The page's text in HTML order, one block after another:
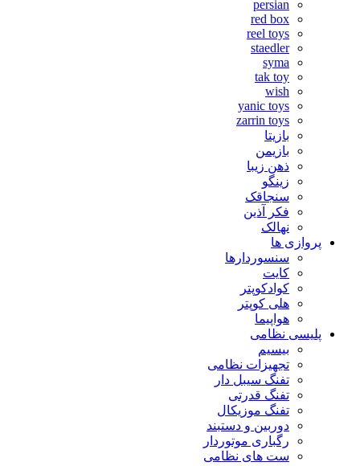
persian
red box
reel toys
staedler
syma
tak toy
wish
yanic toys
zarrin toys
بازیتا
بازیمن
ذهن زیبا
زینگو
سنجاقک
فکر آذین
نهالک
پروازی ها
سنسوردارها
کایت
کوادکوپتر
هلی کوپتر
هواپیما
پلیسی نظامی
بیسیم
تجهیزات نظامی
تفنگ سیبل دار
تفنگ قدرتی
تفنگ موزیکال
دوربین و دستبند
رگباری موتوردار
ست های نظامی